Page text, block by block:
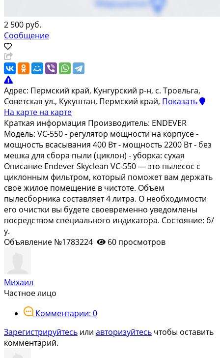
2 500 руб.
Сообщение
Адрес: Пермский край, Кунгурский р-н, с. Троельга,
Советская ул., Кукуштан, Пермский край, Показать
На карте на карте
Краткая информация Производитель: ENDEVER
Модель: VC-550 - регулятор мощности на корпусе -
мощность всасывания 400 Вт - мощность 2200 Вт - без
мешка для сбора пыли (циклон) - уборка: сухая
Описание Endever Skyclean VC-550 — это пылесос с
циклонным фильтром, который поможет вам держать
свое жилое помещение в чистоте. Объем
пылесборника составляет 4 литра. О необходимости
его очистки вы будете своевременно уведомлены
посредством специального индикатора. Состояние: б/
у.
Объявление №1783224
60 просмотров
Михаил
Частное лицо
Комментарии: 0
Зарегистрируйтесь или авторизуйтесь чтобы оставить
комментарий.